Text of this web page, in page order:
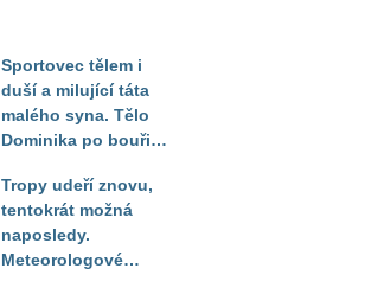
Sportovec tělem i
duší a milující táta
malého syna. Tělo
Dominika po bouři
až druhý den
Tropy udeří znovu,
tentokrát možná
naposledy.
Meteorologové